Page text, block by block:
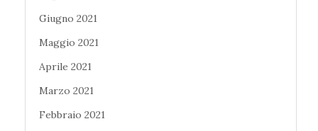
Giugno 2021
Maggio 2021
Aprile 2021
Marzo 2021
Febbraio 2021